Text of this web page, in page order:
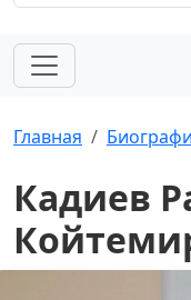
Главная
Кадиев